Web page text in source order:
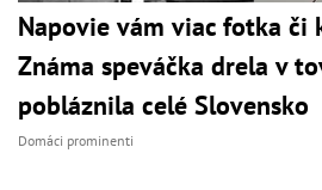
Napovie vám viac fotka či
Známa speváčka drela v
pobláznila celé Slovensko
Domáci prominenti